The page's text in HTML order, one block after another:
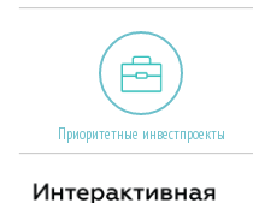
Приоритетные инвестпроекты